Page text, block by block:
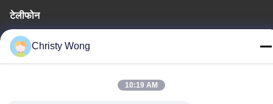
टेलीफोन
86-757-29395138
Christy Wong
10:19 AM